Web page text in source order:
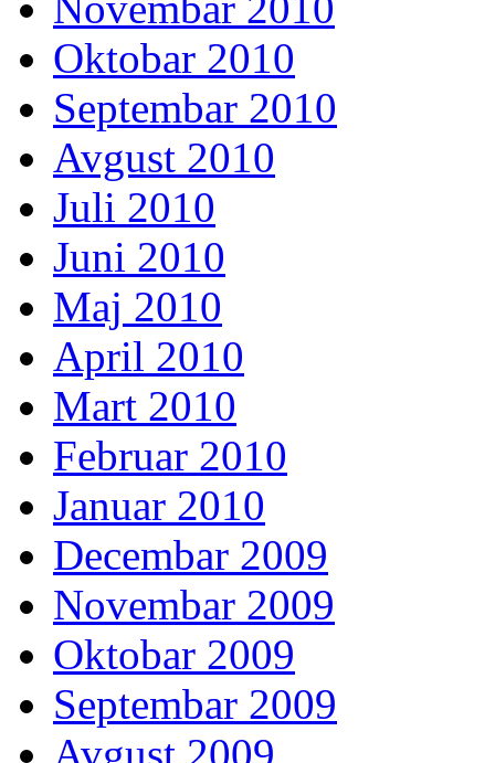
Oktobar 2010
Septembar 2010
Avgust 2010
Juli 2010
Juni 2010
Maj 2010
April 2010
Mart 2010
Februar 2010
Januar 2010
Decembar 2009
Novembar 2009
Oktobar 2009
Septembar 2009